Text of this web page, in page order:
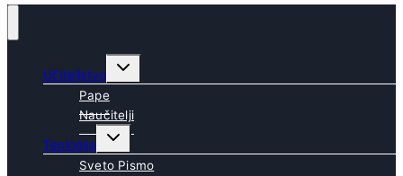
Učiteljstvo
Toggle
child
Pape
Naučitelji
Teologija
Toggle
child
menu
Sveto Pismo